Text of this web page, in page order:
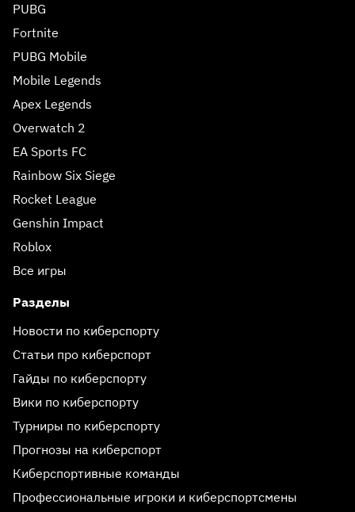
PUBG
Fortnite
PUBG Mobile
Mobile Legends
Apex Legends
Overwatch 2
EA Sports FC
Rainbow Six Siege
Rocket League
Genshin Impact
Roblox
Все игры
Разделы
Новости по киберспорту
Статьи про киберспорт
Гайды по киберспорту
Вики по киберспорту
Турниры по киберспорту
Прогнозы на киберспорт
Киберспортивные команды
Профессиональные игроки и киберспортсмены